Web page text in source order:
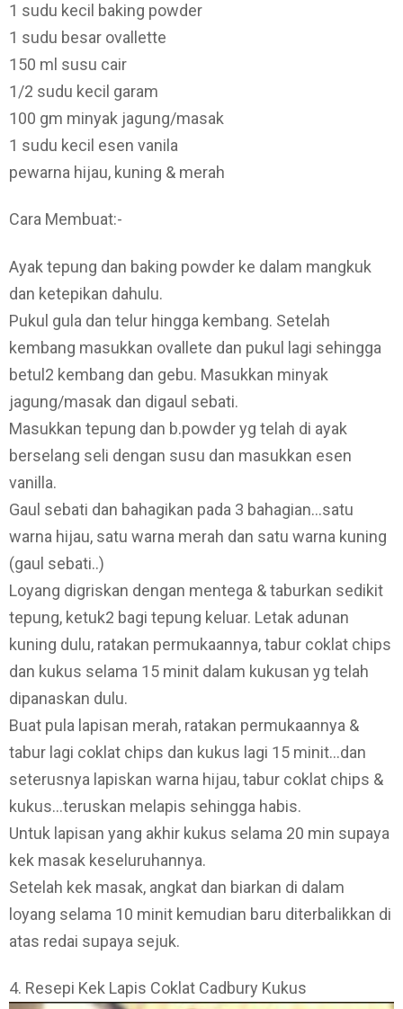
1 sudu kecil baking powder
1 sudu besar ovallette
150 ml susu cair
1/2 sudu kecil garam
100 gm minyak jagung/masak
1 sudu kecil esen vanila
pewarna hijau, kuning & merah
Cara Membuat:-
Ayak tepung dan baking powder ke dalam mangkuk
dan ketepikan dahulu.
Pukul gula dan telur hingga kembang. Setelah
kembang masukkan ovallete dan pukul lagi sehingga
betul2 kembang dan gebu. Masukkan minyak
jagung/masak dan digaul sebati.
Masukkan tepung dan b.powder yg telah di ayak
berselang seli dengan susu dan masukkan esen
vanilla.
Gaul sebati dan bahagikan pada 3 bahagian…satu
warna hijau, satu warna merah dan satu warna kuning
(gaul sebati..)
Loyang digriskan dengan mentega & taburkan sedikit
tepung, ketuk2 bagi tepung keluar. Letak adunan
kuning dulu, ratakan permukaannya, tabur coklat chips
dan kukus selama 15 minit dalam kukusan yg telah
dipanaskan dulu.
Buat pula lapisan merah, ratakan permukaannya &
tabur lagi coklat chips dan kukus lagi 15 minit…dan
seterusnya lapiskan warna hijau, tabur coklat chips &
kukus…teruskan melapis sehingga habis.
Untuk lapisan yang akhir kukus selama 20 min supaya
kek masak keseluruhannya.
Setelah kek masak, angkat dan biarkan di dalam
loyang selama 10 minit kemudian baru diterbalikkan di
atas redai supaya sejuk.
4. Resepi Kek Lapis Coklat Cadbury Kukus